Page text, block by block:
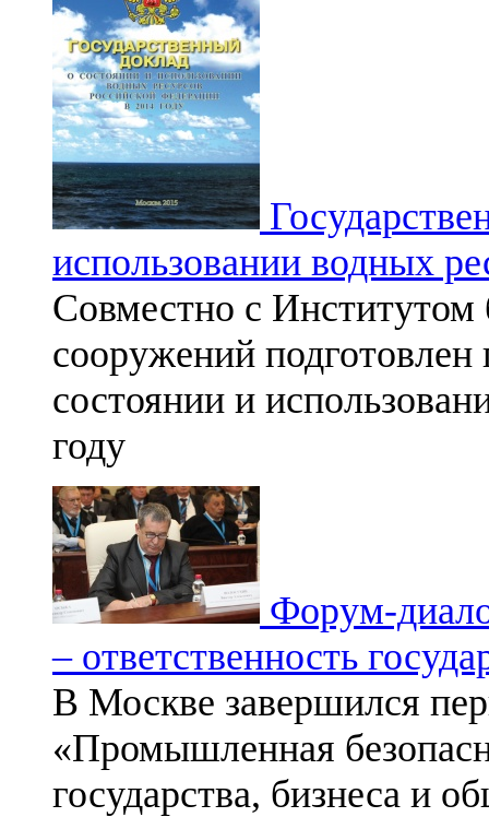
использовании водных
Совместно с Институтом
сооружений подготовлен
состоянии и
году
Форум-
– ответственность
В Москве завершился
«Промышленная
государства, бизнеса и